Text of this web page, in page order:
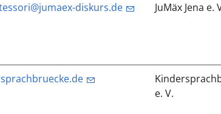
diskurs.de JuMäx Jena e.
e. V.